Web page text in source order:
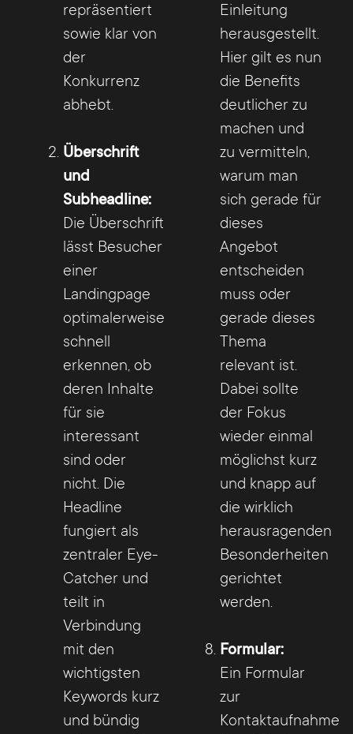
repräsentiert
sowie klar von
der
Konkurrenz
abhebt.
Überschrift
und
Subheadline:
Die Überschrift
lässt Besucher
einer
Landingpage
optimalerweise
schnell
erkennen, ob
deren Inhalte
für sie
interessant
sind oder
nicht. Die
Headline
fungiert als
zentraler Eye-
Catcher und
teilt in
Verbindung
mit den
wichtigsten
Keywords kurz
und bündig
Einleitung
herausgestellt.
Hier gilt es nun
die Benefits
deutlicher zu
machen und
zu vermitteln,
warum man
sich gerade für
dieses
Angebot
entscheiden
muss oder
gerade dieses
Thema
relevant ist.
Dabei sollte
der Fokus
wieder einmal
möglichst kurz
und knapp auf
die wirklich
herausragenden
Besonderheiten
gerichtet
werden.
Formular:
Ein Formular
zur
Kontaktaufnahme